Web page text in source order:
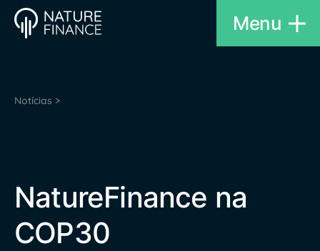
Menu
Notícias >
NatureFinance na
COP30